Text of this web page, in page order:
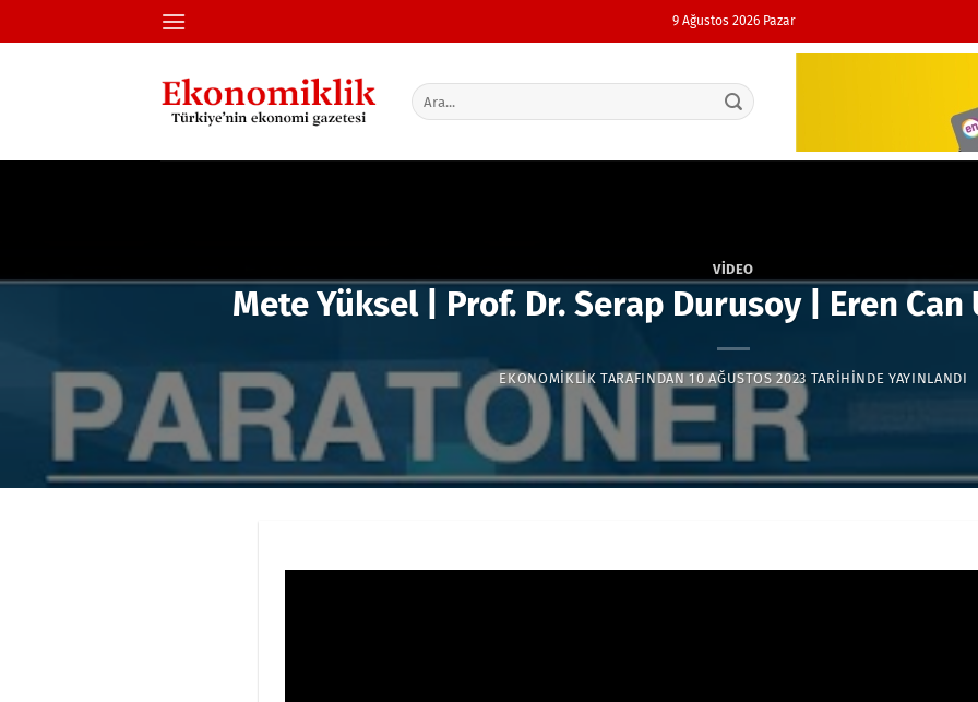
atla
9 Ağustos 2026 Pazar
VIDEO
Mete Yüksel | Prof. Dr. Serap Durusoy | Eren
EKONOMIKLIK TARAFINDAN 10 AĞUSTOS 2023 TARIHINDE YAYINLANDI